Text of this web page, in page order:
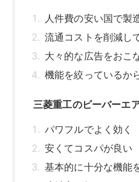
人件費の安い国で製
流通コストを削減し
大々的な広告をおこ
機能を絞っているか
三菱重工のビーバーエ
パワフルでよく効く
安くてコスパが良い
基本的に十分な機能